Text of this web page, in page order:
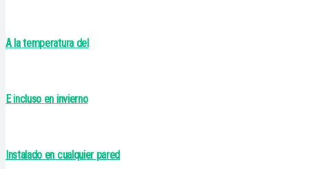
A la temperatura del
E incluso en invierno
Instalado en cualquier pared